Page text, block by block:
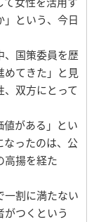
」という、今日
国策委員を歴
めてきた」と見
、双方にとって
がある」とい
なったのは、公
高揚を経た
割に満たない
つくという